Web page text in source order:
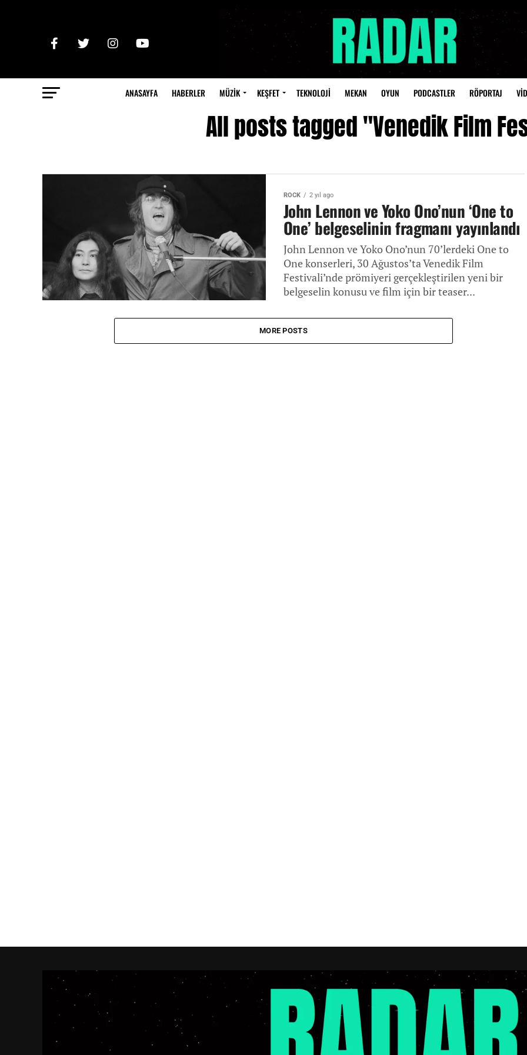
ANASAYFA HABERLER MÜZİK KEŞFET TEKNOLOJİ MEKAN OYUN PODCASTLER RÖPORTAJ
All posts tagged "Venedik Film
ROCK 2 yıl ago
John Lennon ve Yoko Ono’nun ‘One to
One’ belgeselinin fragmanı yayınlandı
John Lennon ve Yoko Ono’nun 70’lerdeki One to
One konserleri, 30 Ağustos’ta Venedik Film
Festivali’nde prömiyeri gerçekleştirilen yeni bir
belgeselin konusu ve film için bir teaser...
MORE POSTS